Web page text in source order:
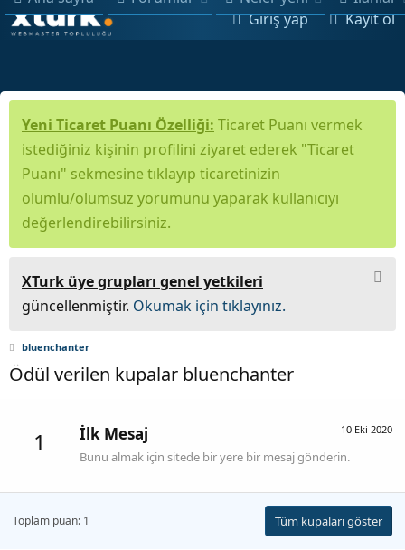
Giriş yap Kayıt ol
Yeni Ticaret Puanı Özelliği: Ticaret Puanı vermek
istediğiniz kişinin profilini ziyaret ederek "Ticaret
Puanı" sekmesine tıklayıp ticaretinizin
olumlu/olumsuz yorumunu yaparak kullanıcıyı
değerlendirebilirsiniz.
XTurk üye grupları genel yetkileri
güncellenmiştir. Okumak için tıklayınız.
bluenchanter
Ödül verilen kupalar bluenchanter
1 10 Eki 2020
İlk Mesaj
Bunu almak için sitede bir yere bir mesaj gönderin.
Toplam puan: 1 Tüm kupaları göster